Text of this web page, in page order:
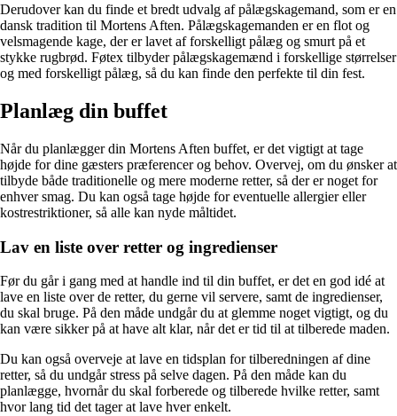
Derudover kan du finde et bredt udvalg af pålægskagemand, som er en
dansk tradition til Mortens Aften. Pålægskagemanden er en flot og
velsmagende kage, der er lavet af forskelligt pålæg og smurt på et
stykke rugbrød. Føtex tilbyder pålægskagemænd i forskellige størrelser
og med forskelligt pålæg, så du kan finde den perfekte til din fest.
Planlæg din buffet
Når du planlægger din Mortens Aften buffet, er det vigtigt at tage
højde for dine gæsters præferencer og behov. Overvej, om du ønsker at
tilbyde både traditionelle og mere moderne retter, så der er noget for
enhver smag. Du kan også tage højde for eventuelle allergier eller
kostrestriktioner, så alle kan nyde måltidet.
Lav en liste over retter og ingredienser
Før du går i gang med at handle ind til din buffet, er det en god idé at
lave en liste over de retter, du gerne vil servere, samt de ingredienser,
du skal bruge. På den måde undgår du at glemme noget vigtigt, og du
kan være sikker på at have alt klar, når det er tid til at tilberede maden.
Du kan også overveje at lave en tidsplan for tilberedningen af dine
retter, så du undgår stress på selve dagen. På den måde kan du
planlægge, hvornår du skal forberede og tilberede hvilke retter, samt
hvor lang tid det tager at lave hver enkelt.